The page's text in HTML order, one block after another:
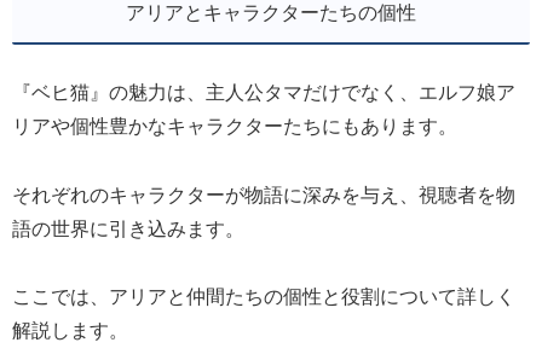
アリアとキャラクターたちの個性
『ベヒ猫』の魅力は、主人公タマだけでなく、エルフ娘ア
リアや個性豊かなキャラクターたちにもあります。
それぞれのキャラクターが物語に深みを与え、視聴者を物
語の世界に引き込みます。
ここでは、アリアと仲間たちの個性と役割について詳しく
解説します。